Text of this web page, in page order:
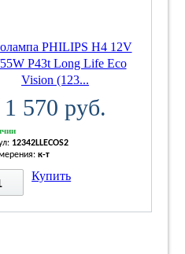
PHILIPS H4 12V
P43t Long Life Eco
Vision (123...
1 570 руб.
12342LLECOS2
к-т
Купить